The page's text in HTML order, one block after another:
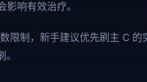
响有效治疗。
限制，新手建议优先刷主 C